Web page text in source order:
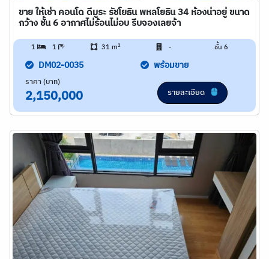
ขาย ให้เช่า คอนโด ดีมูระ รัชโยธิน พหลโยธิน 34 ห้องน่าอยู่ ขนาด
กว้าง ชั้น 6 อากาศไม่ร้อนไม่อบ รีบจองเลยจ้า
1 1 31 m2 - ชั้น 6
DM02-0035 พร้อมขาย
ราคา (บาท)
2,150,000 รายละเอียด